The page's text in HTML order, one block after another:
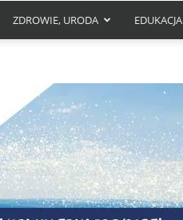
ZDROWIE, URODA EDUKACJA